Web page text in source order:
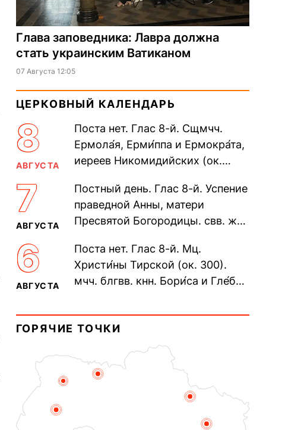
Глава заповедника: Лавра должна
стать украинским Ватиканом
07 Августа 12:05
ЦЕРКОВНЫЙ КАЛЕНДАРЬ
8
АВГУСТА
Поста нет. Глас 8-й. Сщмчч.
Ермола́я, Ерми́ппа и Ермокра́та,
иереев Никомидийских (ок.
Печерского, в Ближних
пещерах...
7
АВГУСТА
Постный день. Глас 8-й. Успение
праведной Анны, матери
Пресвятой Богородицы. свв. жен
прп. Евпракси́и девы,...
6
АВГУСТА
Поста нет. Глас 8-й. Мц.
Христи́ны Тирской (ок. 300).
мчч. блгвв. кнн. Бори́са и Гле́ба,
Дави́да (1015). Прп....
ГОРЯЧИЕ ТОЧКИ